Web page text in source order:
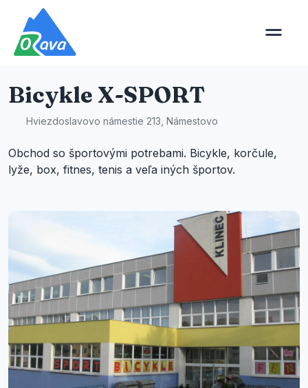
Bicykle X-SPORT
Hviezdoslavovo námestie 213, Námestovo
Obchod so športovými potrebami. Bicykle, korčule,
lyže, box, fitnes, tenis a veľa iných športov.